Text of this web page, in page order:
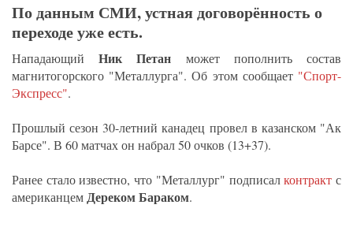
По данным СМИ, устная договорённость о
переходе уже есть.
Нападающий Ник Петан может пополнить состав
магнитогорского "Металлурга". Об этом сообщает "Спорт-
Экспресс".
Прошлый сезон 30-летний канадец провел в казанском "Ак
Барсе". В 60 матчах он набрал 50 очков (13+37).
Ранее стало известно, что "Металлург" подписалконтрактс
американцемДереком Бараком.